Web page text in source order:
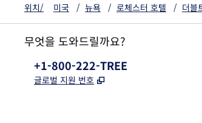
위치/ 미국 / 뉴욕 / 로체스터 호텔 / 더블
무엇을 도와드릴까요?
전화:
+1-800-222-TREE
글로벌 지원 번호 ,